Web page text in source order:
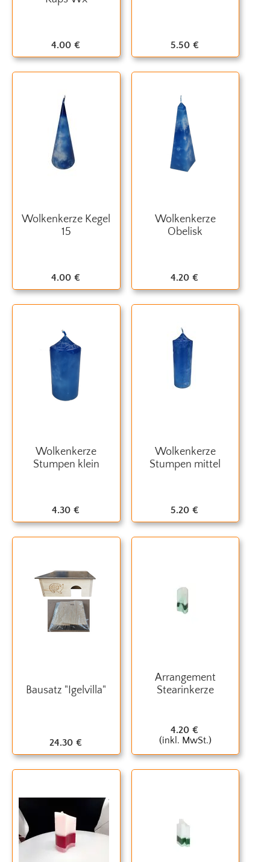
4.00 € 5.50 €
Wolkenkerze Kegel
15
4.00 €
Wolkenkerze
Obelisk
4.20 €
Wolkenkerze
Stumpen klein
4.30 €
Wolkenkerze
Stumpen mittel
5.20 €
Bausatz "Igelvilla"
24.30 €
Arrangement
Stearinkerze
4.20 €
(inkl. MwSt.)